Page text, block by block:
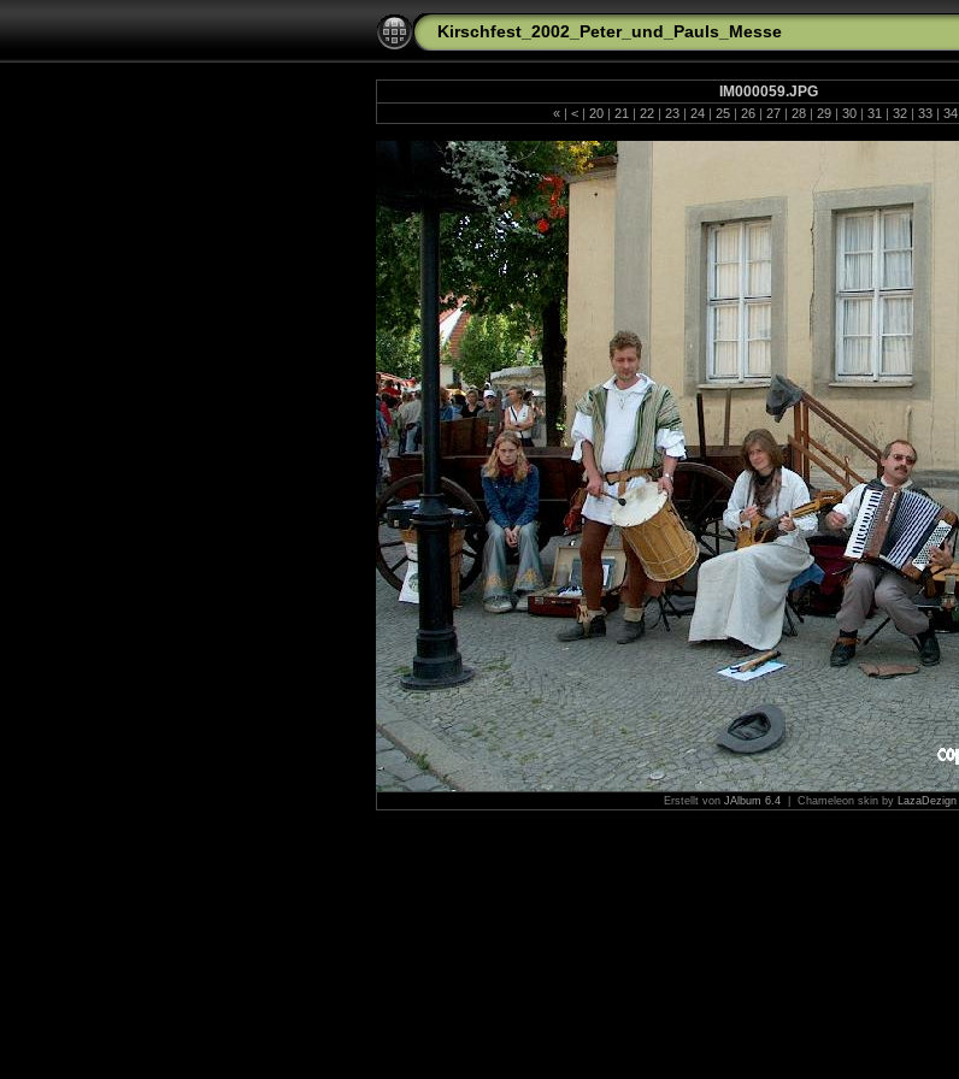
Kirschfest_2002_Peter_und_Pauls_Messe
IM000059.JPG
« | < | 20 | 21 | 22 | 23 | 24 | 25 | 26 | 27 | 28 | 29 | 30 | 31 | 32 | 33 | 34
Erstellt von JAlbum 6.4| Chameleon skin by LazaDezign